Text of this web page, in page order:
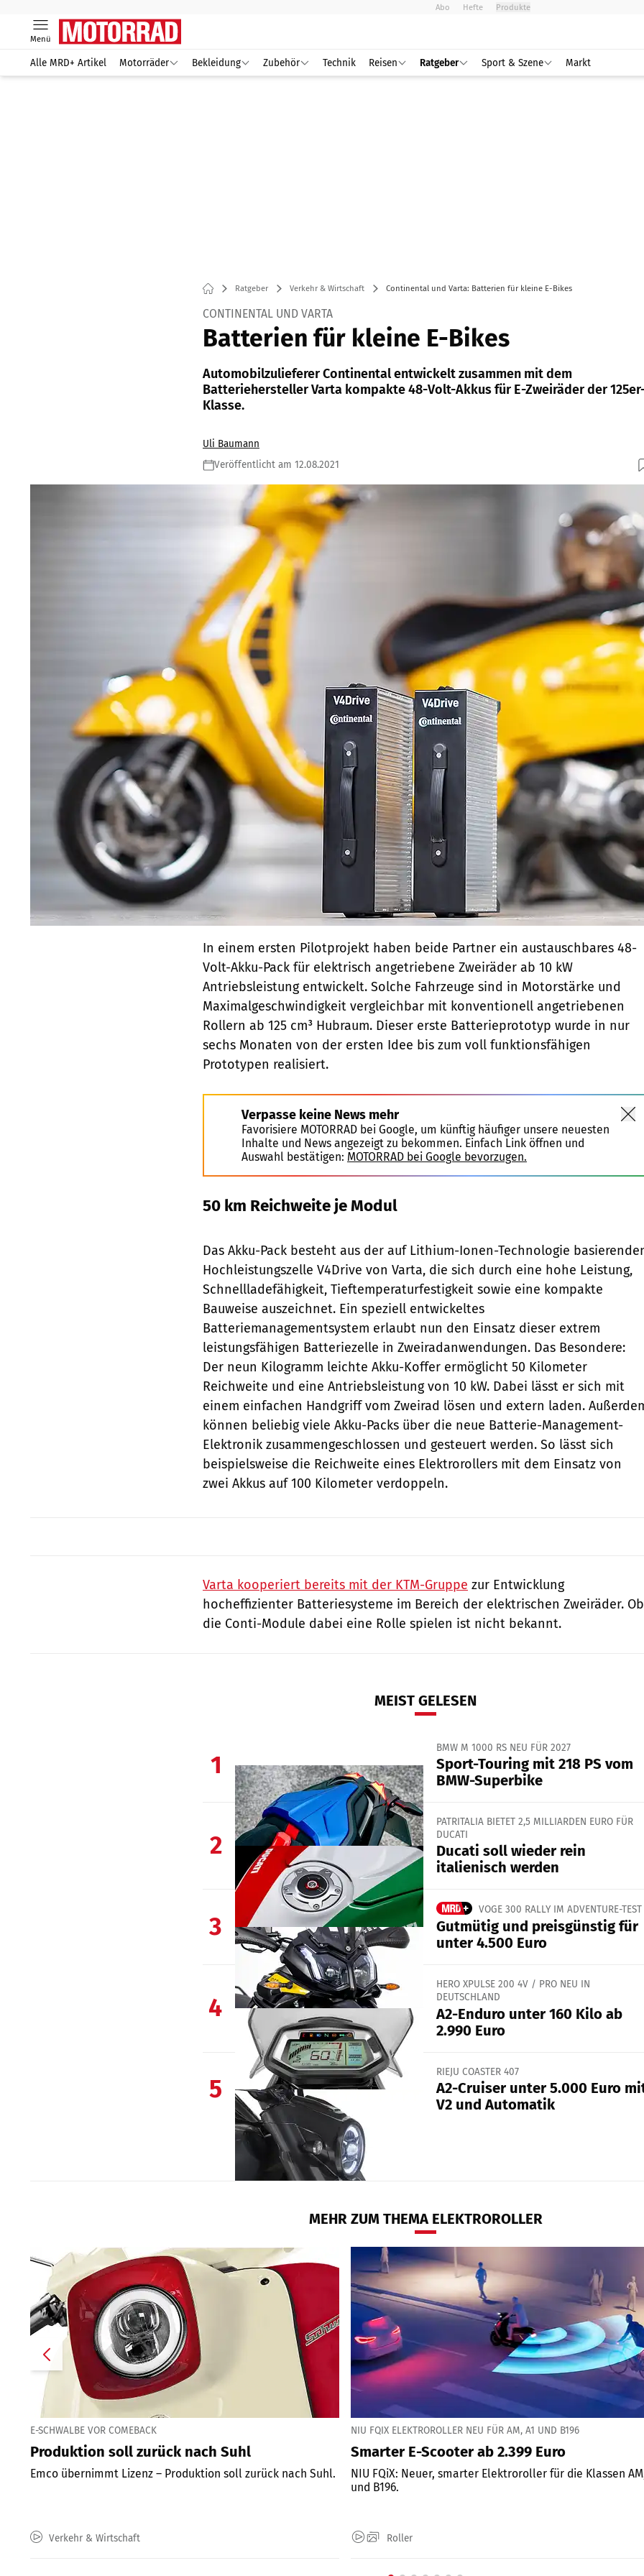
Abo Hefte Produkte
Menü
Alle MRD+ Artikel Motorräder Bekleidung Zubehör Technik Reisen Ratgeber Sport & Szene Markt
Ratgeber Verkehr & Wirtschaft Continental und Varta: Batterien für kleine E-Bikes
CONTINENTAL UND VARTA
Batterien für kleine E-Bikes
Automobilzulieferer Continental entwickelt zusammen mit dem
Batteriehersteller Varta kompakte 48-Volt-Akkus für E-Zweiräder der
Klasse.
Uli Baumann
Veröffentlicht am 12.08.2021
In einem ersten Pilotprojekt haben beide Partner ein austauschbares 48-
Volt-Akku-Pack für elektrisch angetriebene Zweiräder ab 10 kW
Antriebsleistung entwickelt. Solche Fahrzeuge sind in Motorstärke und
Maximalgeschwindigkeit vergleichbar mit konventionell angetriebenen
Rollern ab 125 cm³ Hubraum. Dieser erste Batterieprototyp wurde in nur
sechs Monaten von der ersten Idee bis zum voll funktionsfähigen
Prototypen realisiert.
Verpasse keine News mehr
Favorisiere MOTORRAD bei Google, um künftig häufiger unsere neuesten
Inhalte und News angezeigt zu bekommen. Einfach Link öffnen und
Auswahl bestätigen: MOTORRAD bei Google bevorzugen.
50 km Reichweite je Modul
Das Akku-Pack besteht aus der auf Lithium-Ionen-Technologie
Hochleistungszelle V4Drive von Varta, die sich durch eine hohe Leistung,
Schnellladefähigkeit, Tieftemperaturfestigkeit sowie eine kompakte
Bauweise auszeichnet. Ein speziell entwickeltes
Batteriemanagementsystem erlaubt nun den Einsatz dieser extrem
leistungsfähigen Batteriezelle in Zweiradanwendungen. Das Besondere:
Der neun Kilogramm leichte Akku-Koffer ermöglicht 50 Kilometer
Reichweite und eine Antriebsleistung von 10 kW. Dabei lässt er sich mit
einem einfachen Handgriff vom Zweirad lösen und extern laden.
können beliebig viele Akku-Packs über die neue Batterie-Management-
Elektronik zusammengeschlossen und gesteuert werden. So lässt sich
beispielsweise die Reichweite eines Elektrorollers mit dem Einsatz von
zwei Akkus auf 100 Kilometer verdoppeln.
Varta kooperiert bereits mit der KTM-Gruppe zur Entwicklung
hocheffizienter Batteriesysteme im Bereich der elektrischen Zweiräder. Ob
die Conti-Module dabei eine Rolle spielen ist nicht bekannt.
MEIST GELESEN
1
BMW M 1000 RS NEU FÜR 2027
Sport-Touring mit 218 PS vom
BMW-Superbike
2
PATRITALIA BIETET 2,5 MILLIARDEN EURO FÜR
DUCATI
Ducati soll wieder rein
italienisch werden
3
VOGE 300 RALLY IM ADVENTURE-TEST
Gutmütig und preisgünstig für
unter 4.500 Euro
4
HERO XPULSE 200 4V / PRO NEU IN
DEUTSCHLAND
A2-Enduro unter 160 Kilo ab
2.990 Euro
5
RIEJU COASTER 407
A2-Cruiser unter 5.000 Euro
V2 und Automatik
MEHR ZUM THEMA ELEKTROROLLER
E-SCHWALBE VOR COMEBACK
Produktion soll zurück nach Suhl
Emco übernimmt Lizenz – Produktion soll zurück nach Suhl.
Verkehr & Wirtschaft
NIU FQIX ELEKTROROLLER NEU FÜR AM, A1 UND B196
Smarter E-Scooter ab 2.399 Euro
NIU FQiX: Neuer, smarter Elektroroller für die Klassen
und B196.
Roller